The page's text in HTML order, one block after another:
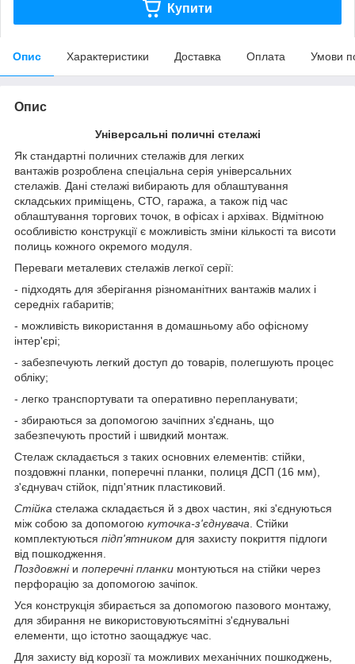
Купити
Опис Характеристики Доставка Оплата Умови
Опис
Універсальні поличні стелажі
Як стандартні поличних стелажів для легких
вантажів розроблена спеціальна серія універсальних
стелажів. Дані стелажі вибирають для облаштування
складських приміщень, СТО, гаража, а також під час
облаштування торгових точок, в офісах і архівах. Відмітною
особливістю конструкції є можливість зміни кількості та висоти
полиць кожного окремого модуля.
Переваги металевих стелажів легкої серії:
- підходять для зберігання різноманітних вантажів малих і
середніх габаритів;
- можливість використання в домашньому або офісному
інтер'єрі;
- забезпечують легкий доступ до товарів, полегшують процес
обліку;
- легко транспортувати та оперативно перепланувати;
- збираються за допомогою зачіпних з'єднань, що
забезпечують простий і швидкий монтаж.
Стелаж складається з таких основних елементів: стійки,
поздовжні планки, поперечні планки, полиця ДСП (16 мм),
з'єднувач стійок, підп'ятник пластиковий.
Стійка стелажа складається й з двох частин, які з'єднуються
між собою за допомогою куточка-з'єднувача . Стійки
комплектуються підп'ятником для захисту покриття підлоги
від пошкодження.
Поздовжніи поперечні планки монтуються на стійки через
перфорацію за допомогою зачіпок.
Уся конструкція збирається за допомогою пазового монтажу,
для збирання не використовуютьсямітні з'єднувальні
елементи, що істотно заощаджує час.
Для захисту від корозії та можливих механічних пошкоджень,